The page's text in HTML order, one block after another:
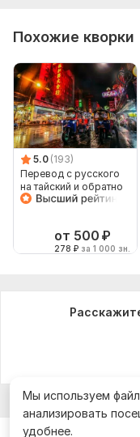
Похожие кворки
5.0 (193)
Перевод с русского
на тайский и обратно
с текста
от 500 ₽
278 ₽ за 1 000 зн.
Мы используем
анализировать
удобнее.